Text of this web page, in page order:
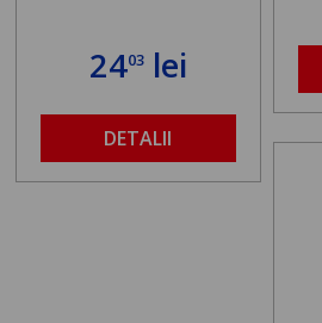
2403lei
DETALII